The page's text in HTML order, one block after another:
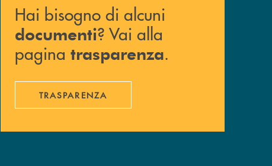
Hai bisogno di alcuni
documenti? Vai alla
pagina trasparenza.
TRASPARENZA